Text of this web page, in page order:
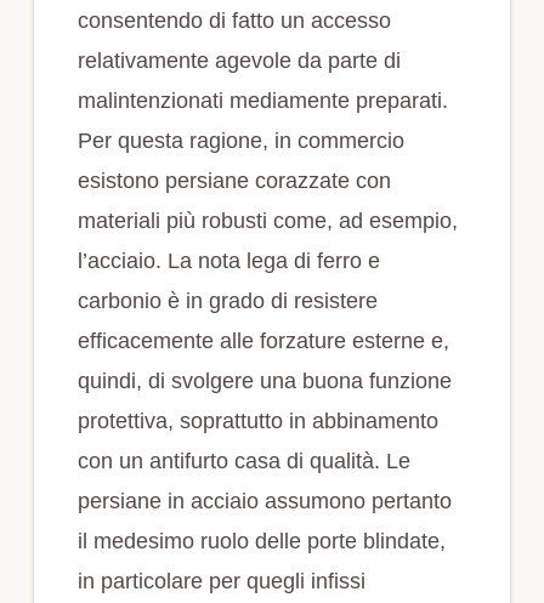
consentendo di fatto un accesso
relativamente agevole da parte di
malintenzionati mediamente preparati.
Per questa ragione, in commercio
esistono persiane corazzate con
materiali più robusti come, ad esempio,
l’acciaio. La nota lega di ferro e
carbonio è in grado di resistere
efficacemente alle forzature esterne e,
quindi, di svolgere una buona funzione
protettiva, soprattutto in abbinamento
con un antifurto casa di qualità. Le
persiane in acciaio assumono pertanto
il medesimo ruolo delle porte blindate,
in particolare per quegli infissi